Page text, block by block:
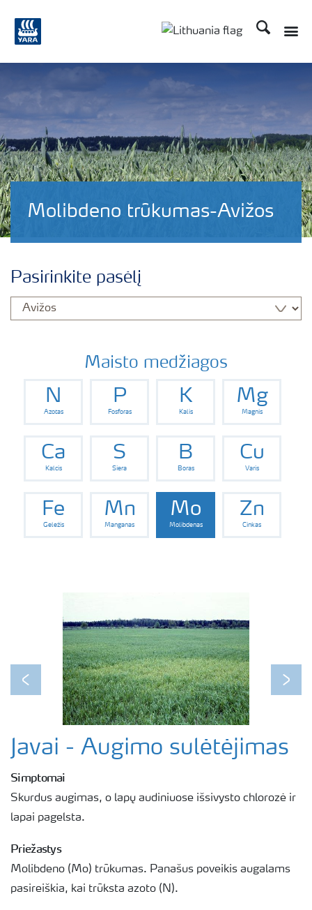
Ieškoti
Molibdeno trūkumas-Avižos
Pasirinkite pasėlį
Maisto medžiagos
N
Azotas
P
Fosforas
K
Kalis
Mg
Magnis
Ca
Kalcis
S
Siera
B
Boras
Cu
Varis
Fe
Geležis
Mn
Manganas
Mo
Molibdenas
Zn
Cinkas
Previous Next
Javai - Augimo sulėtėjimas
Simptomai
Skurdus augimas, o lapų audiniuose išsivysto chlorozė ir
lapai pagelsta.
Priežastys
Molibdeno (Mo) trūkumas. Panašus poveikis augalams
pasireiškia, kai trūksta azoto (N).